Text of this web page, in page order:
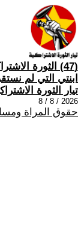
(47) الثورة
ابنتي التي لم
تيار الثورة
2026 / 8 / 8
حقوق المراة